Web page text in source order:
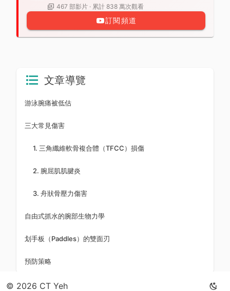
467 部影片 · 累計 838 萬次觀看
訂閱頻道
文章導覽
游泳腕痛被低估
三大常見傷害
1. 三角纖維軟骨複合體（TFCC）損傷
2. 腕屈肌肌腱炎
3. 舟狀骨壓力傷害
自由式抓水的腕部生物力學
划手板（Paddles）的雙面刃
預防策略
© 2026 CT Yeh